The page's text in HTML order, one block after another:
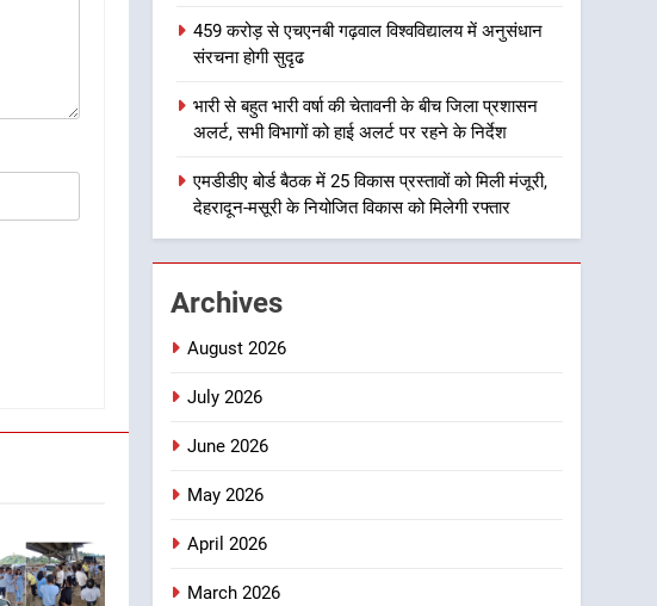
को देहरादून में स्कूल बंद
1
मुख्यमंत्री धामी बोले- युवाओं को
प्राथमिकता, आने वाले महीनों में
हजारों पदों पर की जाएगी भर्ती
उत्तराखण्ड
2
दिल्ली-देहरादून आर्थिक कॉरिडोर
4
459 करोड़ से एचएनबी गढ़वाल विश्वविद्यालय में अनुसंधान
संरचना होगी सुदृढ
भारी से बहुत भारी वर्षा की चेतावनी के बीच जिला प्रशासन
अलर्ट, सभी विभागों को हाई अलर्ट पर रहने के निर्देश
एमडीडीए बोर्ड बैठक में 25 विकास प्रस्तावों को मिली मंजूरी,
देहरादून-मसूरी के नियोजित विकास को मिलेगी रफ्तार
Archives
August 2026
July 2026
June 2026
May 2026
April 2026
March 2026